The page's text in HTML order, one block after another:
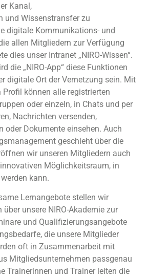
Kanal,
und Wissenstransfer zu
digitale Kommunikations- und
allen Mitgliedern zur Verfügung
dies unser Intranet „NIRO-Wissen“.
die „NIRO-App“ diese Funktionen
digitale Ort der Vernetzung sein. Mit
können alle registrierten
oder einzeln, in Chats und per
Nachrichten versenden,
oder Dokumente einsehen. Auch
geschieht über die
wir unseren Mitgliedern auch
Möglichkeitsraum, in
kann.
Lernangebote stellen wir
unsere NIRO-Akademie zur
und Qualifizierungsangebote
die unsere Mitglieder
oft in Zusammenarbeit mit
Mitgliedsunternehmen passgenau
Trainerinnen und Trainer leiten die